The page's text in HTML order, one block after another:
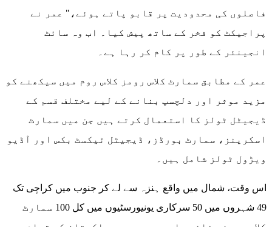
فاصلوں کی محدودیت پر قابو پاتے ہوئے،" عمر نے
پراجیکٹ کو فخر کے ساتھ پیش کیا۔ اب وہ سائٹ
انجینئر کے طور پر کام کر رہا ہے۔
عمر کے مطابق سمارٹ کلاس رومز کلاس روم میں سیکھنے کو
مزید موثر اور دلچسپ بنانے کے لیے مختلف قسم کے
ڈیجیٹل ٹولز کا استعمال کرتے ہیں جن میں سمارٹ
اسکرینز، سمارٹ بورڈز، ڈیجیٹل ٹیکسٹ بکس اور آڈیو
ویڑول ٹولز شامل ہیں۔
49 شہروں میں 50 سرکاری یونیورسٹیوں میں کل 100 سمارٹ